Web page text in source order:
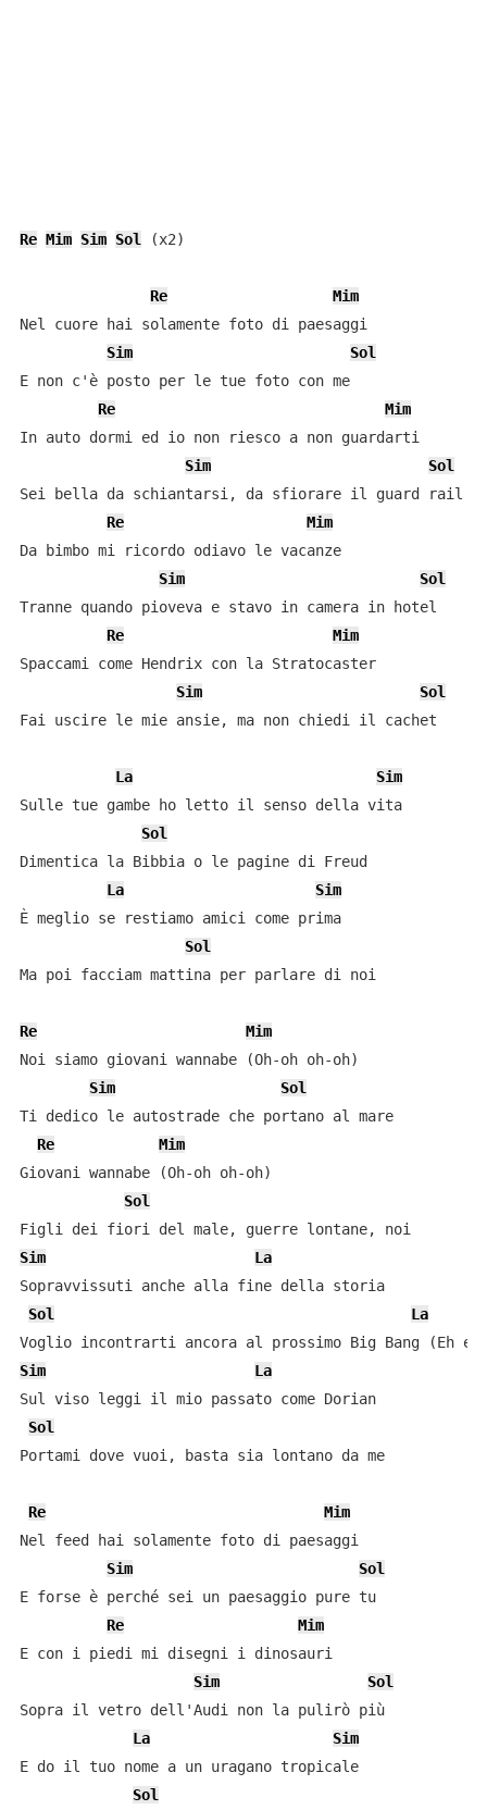
Re Mim Sim Sol (x2)
Re
Mim
Nel cuore hai solamente foto di paesaggi
Sim
Sol
E non c'è posto per le tue foto con me
Re
Mim
In auto dormi ed io non riesco a non guardarti
Sim
Sol
Sei bella da schiantarsi, da sfiorare il guard rail
Re
Mim
Da bimbo mi ricordo odiavo le vacanze
Sim
Sol
Tranne quando pioveva e stavo in camera in hotel
Re
Mim
Spaccami come Hendrix con la Stratocaster
Sim
Sol
Fai uscire le mie ansie, ma non chiedi il cachet
La
Sim
Sulle tue gambe ho letto il senso della vita
Sol
Dimentica la Bibbia o le pagine di Freud
La
Sim
È meglio se restiamo amici come prima
Sol
Ma poi facciam mattina per parlare di noi
Re
Mim
Noi siamo giovani wannabe (Oh-oh oh-oh)
Sim
Sol
Ti dedico le autostrade che portano al mare
Re
Mim
Giovani wannabe (Oh-oh oh-oh)
Sol
Sim
La
Sopravvissuti anche alla fine della storia
Sol
La
Sim
La
Sul viso leggi il mio passato come Dorian
Sol
Portami dove vuoi, basta sia lontano da me
Re
Mim
Nel feed hai solamente foto di paesaggi
Sim
Sol
E forse è perché sei un paesaggio pure tu
Re
Mim
E con i piedi mi disegni i dinosauri
Sim
Sol
Sopra il vetro dell'Audi non la pulirò più
La
Sim
E do il tuo nome a un uragano tropicale
Sol